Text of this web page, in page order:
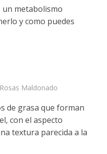
un metabolismo
y como puedes
Maldonado
de grasa que forman
con el aspecto
textura parecida a la